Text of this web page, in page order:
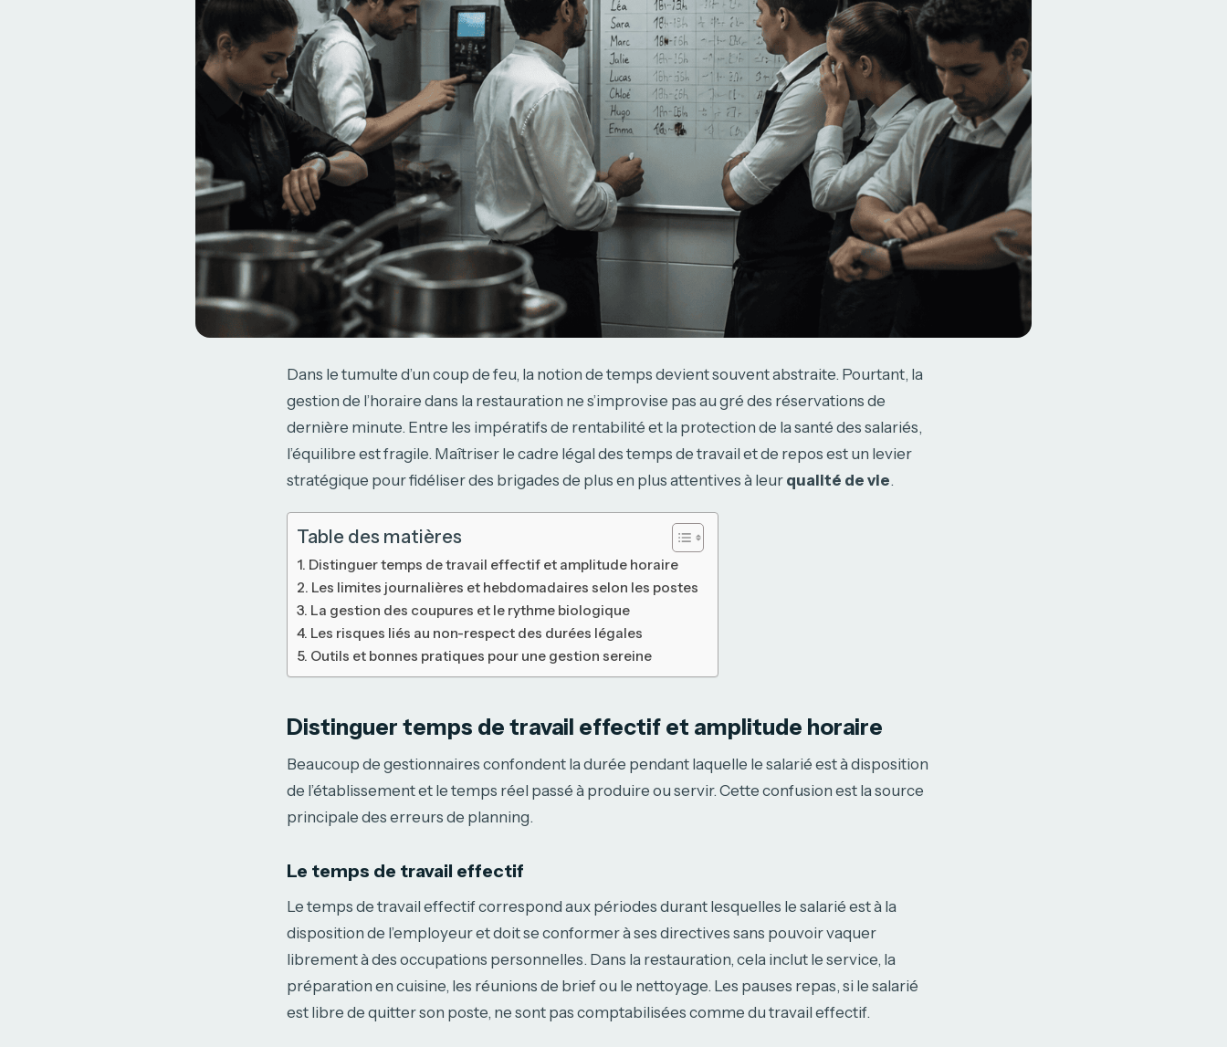
Dans le tumulte d’un coup de feu, la notion de temps devient souvent abstraite. Pourtant, la
gestion de l’horaire dans la restauration ne s’improvise pas au gré des réservations de
dernière minute. Entre les impératifs de rentabilité et la protection de la santé des salariés,
l’équilibre est fragile. Maîtriser le cadre légal des temps de travail et de repos est un levier
stratégique pour fidéliser des brigades de plus en plus attentives à leur qualité de vie.
Table des matières
Distinguer temps de travail effectif et amplitude horaire
Les limites journalières et hebdomadaires selon les postes
La gestion des coupures et le rythme biologique
Les risques liés au non-respect des durées légales
Outils et bonnes pratiques pour une gestion sereine
Distinguer temps de travail effectif et amplitude horaire
Beaucoup de gestionnaires confondent la durée pendant laquelle le salarié est à disposition
de l’établissement et le temps réel passé à produire ou servir. Cette confusion est la source
principale des erreurs de planning.
Le temps de travail effectif
Le temps de travail effectif correspond aux périodes durant lesquelles le salarié est à la
disposition de l’employeur et doit se conformer à ses directives sans pouvoir vaquer
librement à des occupations personnelles. Dans la restauration, cela inclut le service, la
préparation en cuisine, les réunions de brief ou le nettoyage. Les pauses repas, si le salarié
est libre de quitter son poste, ne sont pas comptabilisées comme du travail effectif.